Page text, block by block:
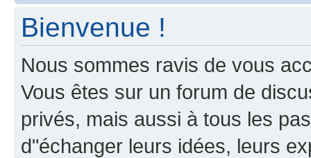
Bienvenue !
Nous sommes ravis de vous
Vous êtes sur un forum de
privés, mais aussi à tous les
d"échanger leurs idées, leurs